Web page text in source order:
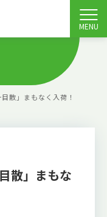
MENU
散」まもなく入荷！
散」まもな